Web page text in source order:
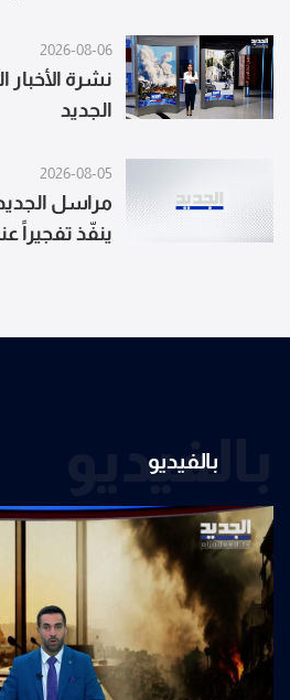
2026-08-06
نشرة الأخبار
الجديد
2026-08-05
مراسل
ينفّذ تفجيراً
بالفيديو
بالفيديو